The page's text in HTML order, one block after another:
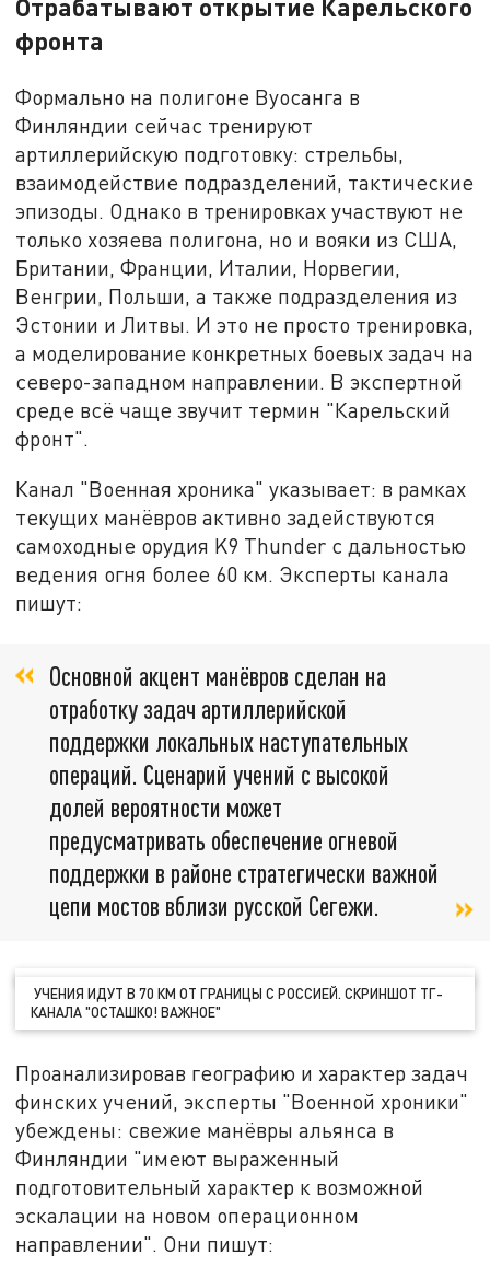
Отрабатывают открытие Карельского
фронта
Формально на полигоне Вуосанга в
Финляндии сейчас тренируют
артиллерийскую подготовку: стрельбы,
взаимодействие подразделений, тактические
эпизоды. Однако в тренировках участвуют не
только хозяева полигона, но и вояки из США,
Британии, Франции, Италии, Норвегии,
Венгрии, Польши, а также подразделения из
Эстонии и Литвы. И это не просто тренировка,
а моделирование конкретных боевых задач на
северо-западном направлении. В экспертной
среде всё чаще звучит термин "Карельский
фронт".
Канал "Военная хроника" указывает: в рамках
текущих манёвров активно задействуются
самоходные орудия K9 Thunder с дальностью
ведения огня более 60 км. Эксперты канала
пишут:
Основной акцент манёвров сделан на
отработку задач артиллерийской
поддержки локальных наступательных
операций. Сценарий учений с высокой
долей вероятности может
предусматривать обеспечение огневой
поддержки в районе стратегически важной
цепи мостов вблизи русской Сегежи.
УЧЕНИЯ ИДУТ В 70 КМ ОТ ГРАНИЦЫ С РОССИЕЙ. СКРИНШОТ ТГ-
КАНАЛА "ОСТАШКО! ВАЖНОЕ"
Проанализировав географию и характер задач
финских учений, эксперты "Военной хроники"
убеждены: свежие манёвры альянса в
Финляндии "имеют выраженный
подготовительный характер к возможной
эскалации на новом операционном
направлении". Они пишут: